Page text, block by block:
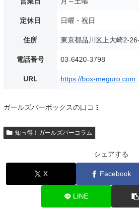
定休日 日曜・祝日
住所 東京都品川区上大崎2-
電話番号 03-6420-3798
URL https://box-meguro.com
ガールズバーボックスの口コミ
知っ得！ガールズバーコラム
シェアする
X Facebook
LINE